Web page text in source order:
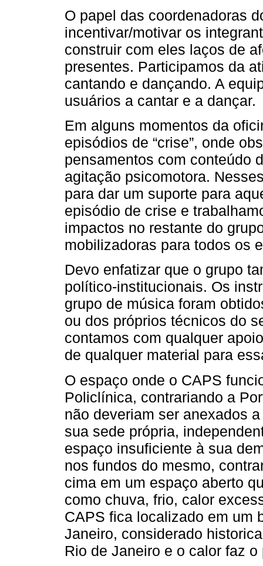
O papel das coordenadoras
incentivar/motivar os
construir com eles laços de
presentes. Participamos da
cantando e dançando. A
usuários a cantar e a dançar.
Em alguns momentos da
episódios de “crise”, onde
pensamentos com conteúdo
agitação psicomotora.
para dar um suporte para
episódio de crise e
impactos no restante do
mobilizadoras para todos os
Devo enfatizar que o grupo
político-institucionais. Os
grupo de música foram
ou dos próprios técnicos do
contamos com qualquer
de qualquer material para
O espaço onde o CAPS
Policlínica, contrariando a
não deveriam ser anexados
sua sede própria,
espaço insuficiente à sua
nos fundos do mesmo,
cima em um espaço aberto
como chuva, frio, calor
CAPS fica localizado em um
Janeiro, considerado
Rio de Janeiro e o calor faz